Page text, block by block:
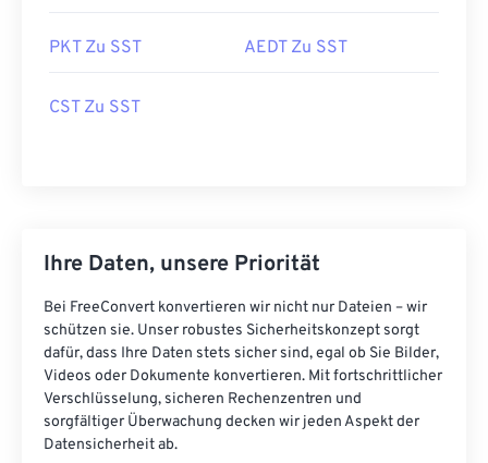
PKT Zu SST AEDT Zu SST
CST Zu SST
Ihre Daten, unsere Priorität
Bei FreeConvert konvertieren wir nicht nur Dateien – wir
schützen sie. Unser robustes Sicherheitskonzept sorgt
dafür, dass Ihre Daten stets sicher sind, egal ob Sie Bilder,
Videos oder Dokumente konvertieren. Mit fortschrittlicher
Verschlüsselung, sicheren Rechenzentren und
sorgfältiger Überwachung decken wir jeden Aspekt der
Datensicherheit ab.